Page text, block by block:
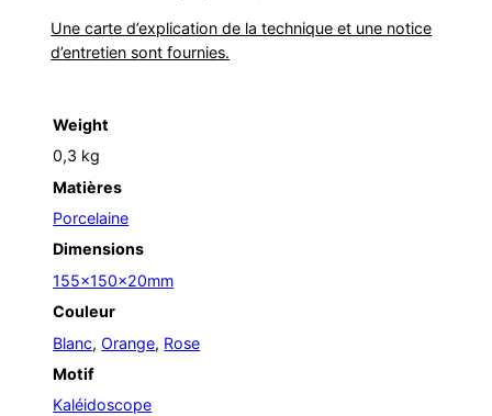
Une carte d’explication de la technique et une notice
d’entretien sont fournies.
Weight
0,3 kg
Matières
Porcelaine
Dimensions
155x150x20mm
Couleur
Blanc,Orange, Rose
Motif
Kaléidoscope